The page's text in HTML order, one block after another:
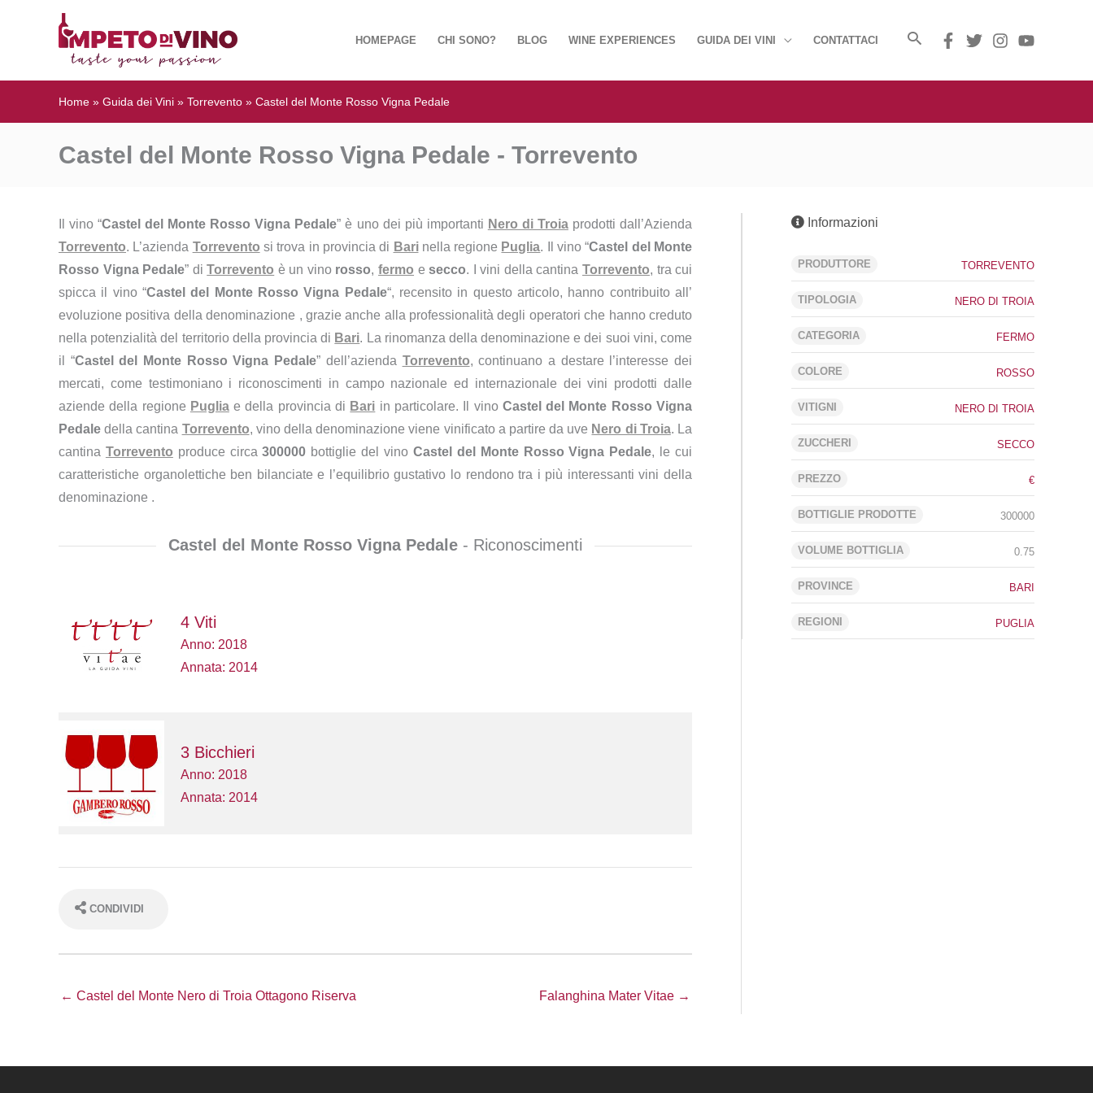
HOMEPAGE CHI SONO? BLOG WINE EXPERIENCES GUIDA DEI VINI CONTATTACI
Home » Guida dei Vini » Torrevento » Castel del Monte Rosso Vigna Pedale
Castel del Monte Rosso Vigna Pedale - Torrevento
Informazioni
PRODUTTORE TORREVENTO
TIPOLOGIA NERO DI TROIA
CATEGORIA FERMO
COLORE ROSSO
VITIGNI NERO DI TROIA
ZUCCHERI SECCO
PREZZO €
BOTTIGLIE PRODOTTE 300000
VOLUME BOTTIGLIA 0.75
PROVINCE BARI
REGIONI PUGLIA
Il vino “Castel del Monte Rosso Vigna Pedale” è uno dei più importanti Nero di Troiaprodotti dall’Azienda
Torrevento. L’azienda Torrevento si trova in provincia di Barinella regione Puglia. Il vino “Castel del Monte
Rosso Vigna Pedale” diTorrevento è un vino rosso,fermo esecco. I vini della cantina Torrevento, tra cui
spicca il vino “Castel del Monte Rosso Vigna Pedale“, recensito in questo articolo, hanno contribuito all’
evoluzione positiva della denominazione , grazie anche alla professionalità degli operatori che hanno creduto
nella potenzialità del territorio della provincia di Bari. La rinomanza della denominazione e dei suoi vini, come
il “Castel del Monte Rosso Vigna Pedale” dell’azienda Torrevento, continuano a destare l’interesse dei
mercati, come testimoniano i riconoscimenti in campo nazionale ed internazionale dei vini prodotti dalle
aziende della regione Pugliae della provincia di Bari in particolare. Il vino Castel del Monte Rosso Vigna
Pedale della cantina Torrevento, vino della denominazione viene vinificato a partire da uve Nero di Troia. La
cantina Torrevento produce circa300000 bottiglie del vino Castel del Monte Rosso Vigna Pedale, le cui
caratteristiche organolettiche ben bilanciate e l’equilibrio gustativo lo rendono tra i più interessanti vini della
denominazione .
Castel del Monte Rosso Vigna Pedale - Riconoscimenti
4 Viti
Anno: 2018
Annata: 2014
3 Bicchieri
Anno: 2018
Annata: 2014
CONDIVIDI
← Castel del Monte Nero di Troia Ottagono Riserva Falanghina Mater Vitae →